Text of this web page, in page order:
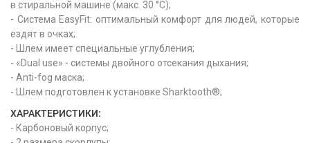
в стиральной машине (макс. 30 °C);
- Система EasyFit: оптимальный комфорт для людей, которые
ездят в очках;
- Шлем имеет специальные углубления;
- «Dual use» - системы двойного отсекания дыхания;
- Anti-fog маска;
- Шлем подготовлен к установке Sharktooth®;
ХАРАКТЕРИСТИКИ:
- Карбоновый корпус;